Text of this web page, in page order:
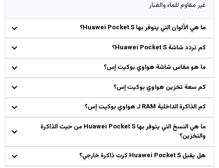
غير مقاوم للماء والغبار
ما هي الألوان التي يتوفر بها Huawei Pocket S؟
كم تردد شاشة Huawei Pocket S؟
ما هو مقاس شاشة هواوي بوكيت إس؟
كم سعة تخزين هواوي بوكيت إس؟
كم الذاكرة الداخلية RAM لـ هواوي بوكيت إس؟
ما هي النسخ التي يتوفر بها Huawei Pocket S من حيث الذاكرة
والتخزين؟
هل يقبل Huawei Pocket S كرت ذاكرة خارجي؟